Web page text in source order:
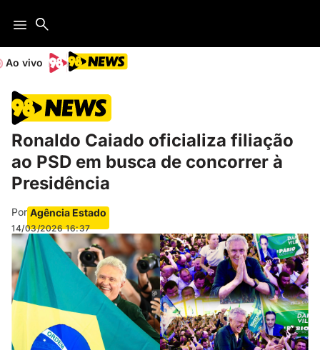
Ao vivo
Ronaldo Caiado oficializa filiação
ao PSD em busca de concorrer à
Presidência
Por Agência Estado
14/03/2026 16:37